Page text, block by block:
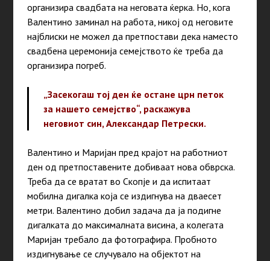
организира свадбата на неговата ќерка. Но, кога
Валентино заминал на работа, никој од неговите
најблиски не можел да претпостави дека наместо
свадбена церемонија семејството ќе треба да
организира погреб.
„Засекогаш тој ден ќе остане црн петок
за нашето семејство“, раскажува
неговиот син, Александар Петрески.
Валентино и Маријан пред крајот на работниот
ден од претпоставените добиваат нова обврска.
Треба да се вратат во Скопје и да испитаат
мобилна дигалка која се издигнува на дваесет
метри. Валентино добил задача да ја подигне
дигалката до максималната висина, а колегата
Маријан требало да фотографира. Пробното
издигнување се случувало на објектот на